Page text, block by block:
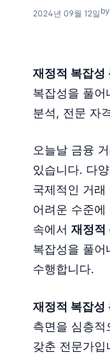
2024년 09월 12일 by
재정적 복잡성
복잡성을 풀
분석, 전문 자
오늘날 금융
있습니다. 다
국제적인 거래
어려운 수준
속에서 재정적
복잡성을 풀
수행합니다.
재정적 복잡성
측면을 심층
갖춘 전문가